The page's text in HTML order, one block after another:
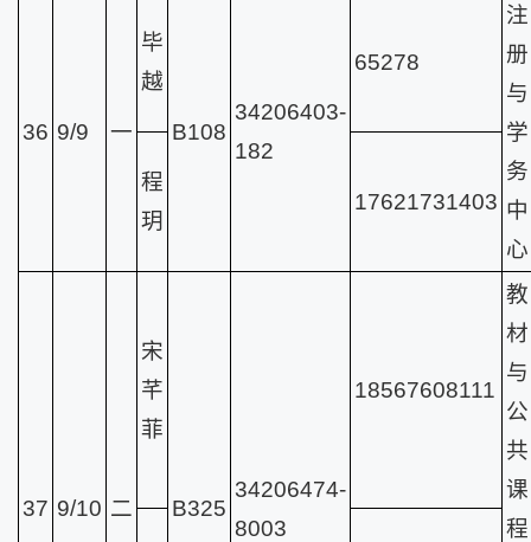
36 9/9 一
毕
越
B108
34206403-
182
65278
注
册
与
学
务
中
心
程
玥
17621731403
37 9/10 二
宋
芊
菲
B325
34206474-
8003
18567608111
教
材
与
公
共
课
程